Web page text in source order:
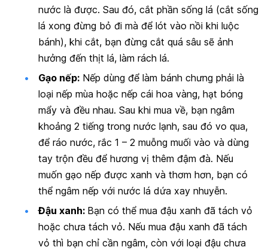
nước là được. Sau đó, cắt phần sống lá (cắt sống
lá xong đừng bỏ đi mà để lót vào nồi khi luộc
bánh), khi cắt, bạn đừng cắt quá sâu sẽ ảnh
hưởng đến thịt lá, làm rách lá.
Gạo nếp: Nếp dùng để làm bánh chưng phải là
loại nếp mùa hoặc nếp cái hoa vàng, hạt bóng
mẩy và đều nhau. Sau khi mua về, bạn ngâm
khoảng 2 tiếng trong nước lạnh, sau đó vo qua,
để ráo nước, rắc 1 – 2 muỗng muối vào và dùng
tay trộn đều để hương vị thêm đậm đà. Nếu
muốn gạo nếp được xanh và thơm hơn, bạn có
thể ngâm nếp với nước lá dứa xay nhuyễn.
Đậu xanh: Bạn có thể mua đậu xanh đã tách vỏ
hoặc chưa tách vỏ. Nếu mua đậu xanh đã tách
vỏ thì bạn chỉ cần ngâm, còn với loại đậu chưa